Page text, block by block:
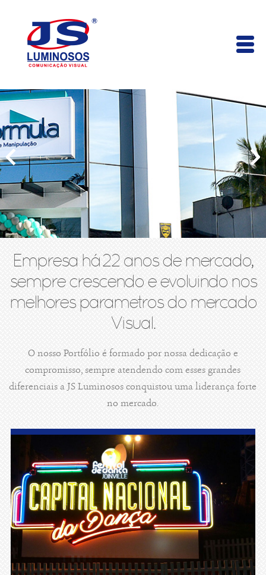
Empresa há 22 anos de mercado,
sempre crescendo e evoluindo nos
melhores parametros do mercado
Visual.
O nosso Portfólio é formado por nossa dedicação e
compromisso, sempre atendendo com esses grandes
diferenciais a JS Luminosos conquistou uma liderança forte
no mercado.